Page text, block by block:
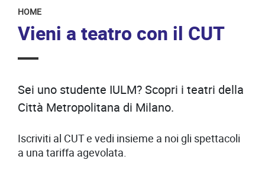
HOME
Vieni a teatro con il CUT
Sei uno studente IULM? Scopri i teatri della
Città Metropolitana di Milano.
Iscriviti al CUT e vedi insieme a noi gli spettacoli
a una tariffa agevolata.